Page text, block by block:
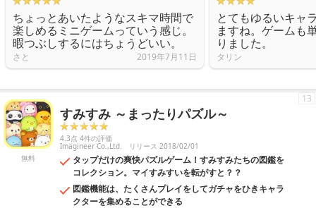
ちょっとあいたようなスキマ時間で
楽しめるミニゲームっていう感じ。
暇つぶしするにはちょうどいい。
さと 2019年7月11日
とてもゆるいキャ
ますね。ゲームも
りました。
タリン
無料
すみすみ ～まったりパズル～
4.3点 4件の評価
Imagineer Co.,Ltd. リリース 2018/02/01
タップだけの爽快パズルゲーム！すみすみたちの図鑑を
コレクション。マイすみすいを転がすと？？
図鑑機能は、たくさんプレイをしてガチャをひきキャラ
クターを集めることができる
13